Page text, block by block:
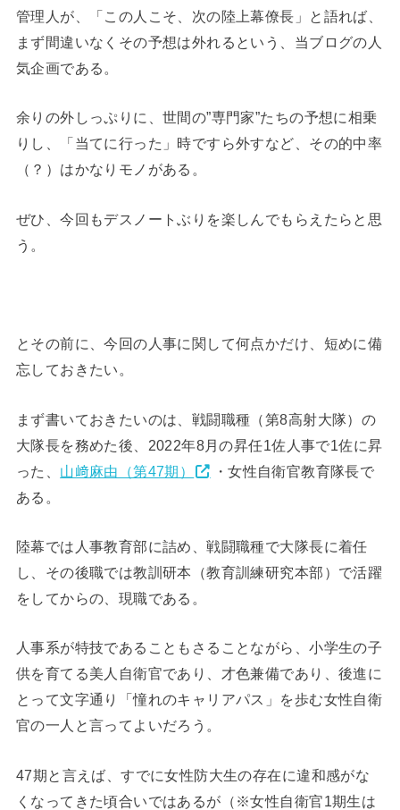
管理人が、「この人こそ、次の陸上幕僚長」と語れば、
まず間違いなくその予想は外れるという、当ブログの人
気企画である。
余りの外しっぷりに、世間の”専門家”たちの予想に相乗
りし、「当てに行った」時ですら外すなど、その的中率
（？）はかなりモノがある。
ぜひ、今回もデスノートぶりを楽しんでもらえたらと思
う。
とその前に、今回の人事に関して何点かだけ、短めに備
忘しておきたい。
まず書いておきたいのは、戦闘職種（第8高射大隊）の
大隊長を務めた後、2022年8月の昇任1佐人事で1佐に昇
った、 山﨑麻由（第47期）
・女性自衛官教育隊長で
ある。
陸幕では人事教育部に詰め、戦闘職種で大隊長に着任
し、その後職では教訓研本（教育訓練研究本部）で活躍
をしてからの、現職である。
人事系が特技であることもさることながら、小学生の子
供を育てる美人自衛官であり、才色兼備であり、後進に
とって文字通り「憧れのキャリアパス」を歩む女性自衛
官の一人と言ってよいだろう。
47期と言えば、すでに女性防大生の存在に違和感がな
くなってきた頃合いではあるが（※女性自衛官1期生は